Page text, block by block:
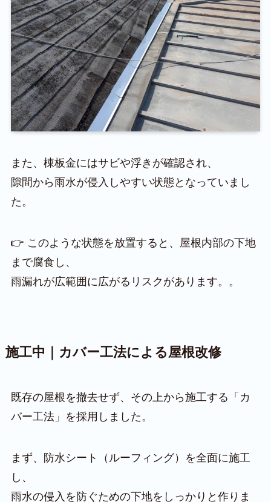
また、棟板金にはサビや浮きが確認され、
隙間から雨水が侵入しやすい状態となっていまし
た。
👉 このような状態を放置すると、屋根内部の下地
まで腐食し、
雨漏れが広範囲に広がるリスクがあります。。
施工中｜カバー工法による屋根改修
既存の屋根を撤去せず、その上から施工する「カ
バー工法」を採用しました。
まず、防水シート（ルーフィング）を全面に施工
し、
雨水の侵入を防ぐための下地をしっかりと作りま